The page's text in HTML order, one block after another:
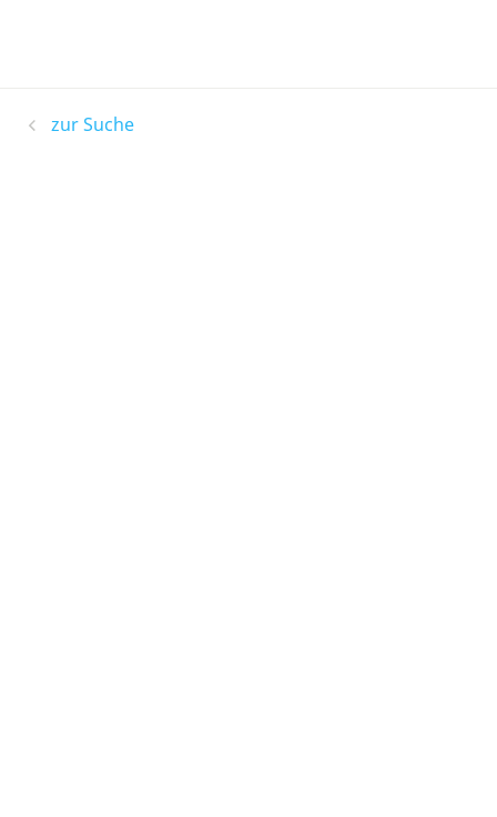
zur Suche